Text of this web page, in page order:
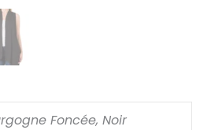
Foncée, Noir